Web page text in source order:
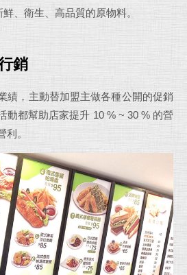
、衛生、高品質的原物料。
銷
績，主動替加盟主做各種公開的促銷
動都幫助店家提升 10 % ~ 30 % 的營
。